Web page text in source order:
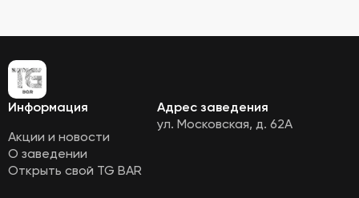
Информация
Акции и новости
О заведении
Открыть свой TG BAR
Адрес заведения
ул. Московская, д. 62А